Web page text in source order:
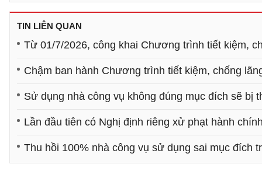
TIN LIÊN QUAN
Từ 01/7/2026, công khai Chương trình tiết kiệm,
Chậm ban hành Chương trình tiết kiệm, chống
Sử dụng nhà công vụ không đúng mục đích sẽ bị
Lần đầu tiên có Nghị định riêng xử phạt hành
Thu hồi 100% nhà công vụ sử dụng sai mục đích